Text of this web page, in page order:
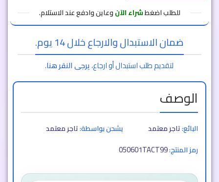
للطلب اضغطشراء الآنوعاين وادفع عند الاستلام.
ضمان الاستبدال والارجاع خلال 14 يوم.
لتقديم طلب استبدال أو ارجاع،يرجى النقر هنا.
الوصف
البائع:تاجر معتمد يشحن بواسطة:تاجر معتمد
رمز المنتج:050601TACT99